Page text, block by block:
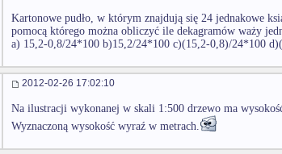
Kartonowe pudło, w którym znajdują się 24 jednakowe
pomocą którego można obliczyć ile dekagramów waży
a) 15,2-0,8/24*100 b)15,2/24*100 c)(15,2-0,8)/24*100
2012-02-26 17:02:10
Na ilustracji wykonanej w skali 1:500 drzewo ma
Wyznaczoną wysokość wyraź w metrach.